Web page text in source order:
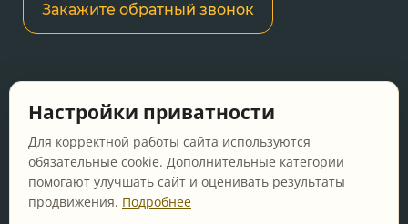
Закажите обратный звонок
сайте носит информационный характер и не
является публичной офертой, определяемой
положениями Статьи 437 ГК РФ.
Перед оформлением заказа уточняйте
актуальную цену у менеджера по телефону.
Настройки приватности
Для корректной работы сайта используются
обязательные cookie. Дополнительные категории
помогают улучшать сайт и оценивать результаты
продвижения. Подробнее